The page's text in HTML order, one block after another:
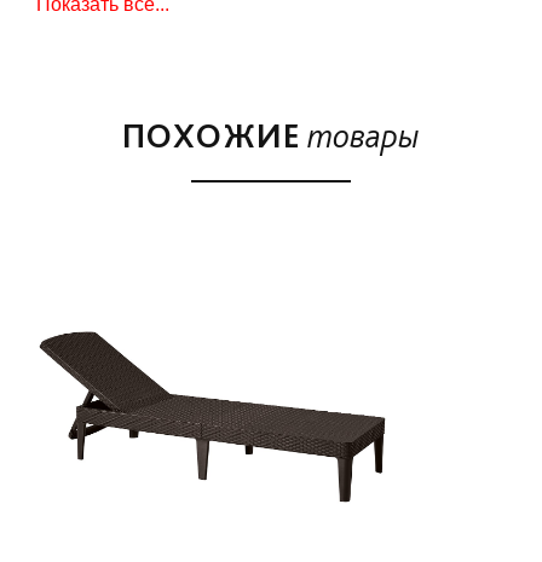
характеристикой, повышающей комфорт
Регулируемая спинка.
Эргономичный дизайн.
Простая сборка без инструмента.
Изготовлен из прочного пластика.
Неметаллическая рама - не ржавеет и не гниет.
Благодаря стойкому к высоким температурам
полипропилену, цвета не выгорают и не бледнеют.
ПОХОЖИЕ товары